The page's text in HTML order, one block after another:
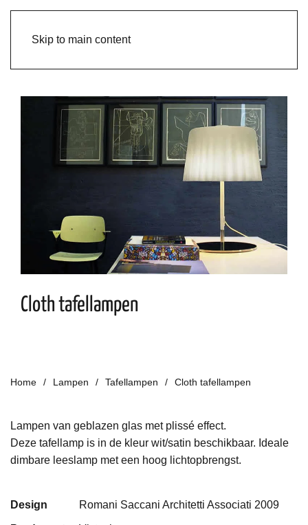
Skip to main content
Cloth tafellampen
Home Lampen Tafellampen Cloth tafellampen
Lampen van geblazen glas met plissé effect.
Deze tafellamp is in de kleur wit/satin beschikbaar. Ideale
dimbare leeslamp met een hoog lichtopbrengst.
Design Romani Saccani Architetti Associati 2009